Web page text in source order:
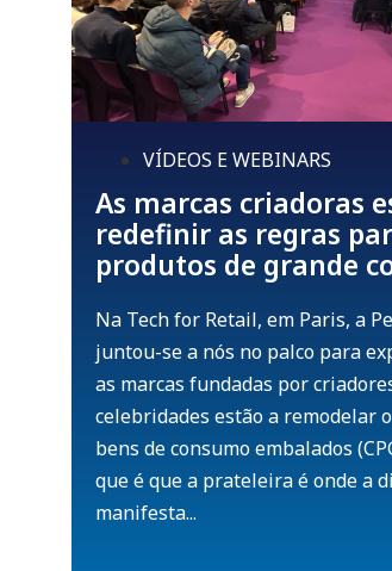
VÍDEOS E WEBINARS
As marcas criadoras
redefinir as regras
produtos de grande
Na Tech for Retail, em Paris, a
juntou-se a nós no palco para
as marcas fundadas por
celebridades estão a remodelar
bens de consumo embalados
que é que a prateleira é onde a
manifesta...